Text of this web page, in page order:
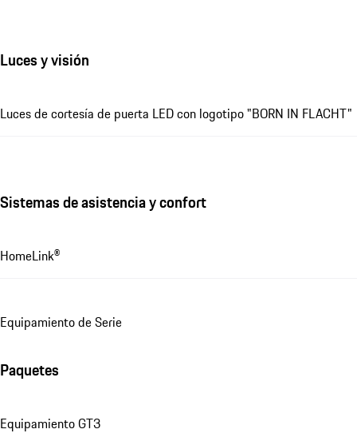
Luces y visión
Luces de cortesía de puerta LED con logotipo "BORN IN FLACHT"
Sistemas de asistencia y confort
HomeLink®
Equipamiento de Serie
Paquetes
Equipamiento GT3